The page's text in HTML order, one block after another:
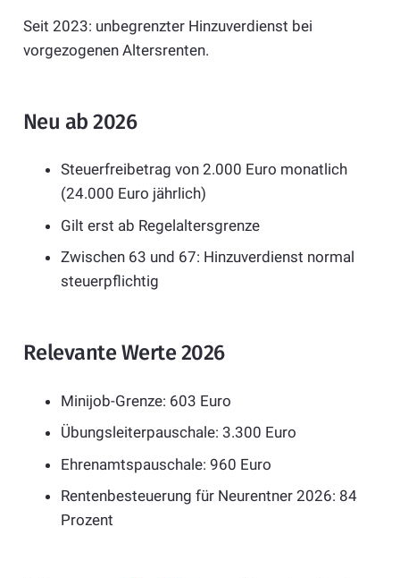
Seit 2023: unbegrenzter Hinzuverdienst bei
vorgezogenen Altersrenten.
Neu ab 2026
Steuerfreibetrag von 2.000 Euro monatlich
(24.000 Euro jährlich)
Gilt erst ab Regelaltersgrenze
Zwischen 63 und 67: Hinzuverdienst normal
steuerpflichtig
Relevante Werte 2026
Minijob-Grenze: 603 Euro
Übungsleiterpauschale: 3.300 Euro
Ehrenamtspauschale: 960 Euro
Rentenbesteuerung für Neurentner 2026: 84
Prozent